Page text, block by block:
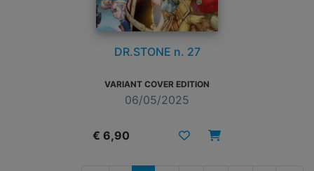
DR.STONE n. 27
VARIANT COVER EDITION
06/05/2025
€ 6,90